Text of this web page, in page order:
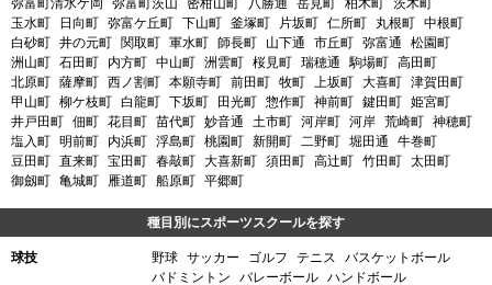
弥富町清水ケ岡
弥富町茨山 密柑山町 八勝通 岳見町 柏木町 茨木町
玉水町
日向町 弥富ケ丘町 下山町 釜塚町 片坂町 仁所町 丸根町 中根町
白砂町 井の元町 関取町 軍水町 師長町 山下通 市丘町 弥富通
松園町
洲山町 石田町 内方町 中山町 洲雲町 桜見町 瑞穂通 駒場町 高田町
北原町 薩摩町 西ノ割町 本願寺町 前田町 牧町 上坂町 大喜町 津賀田町
甲山町 柳ケ枝町 白龍町 下坂町 田光町 惣作町 神前町 鍵田町 姫宮町
井戸田町 佃町 花目町 苗代町 妙音通 土市町 河岸町 河岸 荒崎町 神穂町
塩入町 明前町 内浜町 浮島町 桃園町 新開町 二野町 堀田通
牛巻町
豆田町 直来町 宝田町 春敲町 大喜新町 須田町 高辻町 竹田町 太田町
御劔町 亀城町 雁道町 船原町 平郷町
種目別にスポーツスクールを探す
球技 野球 サッカー ゴルフ テニス
バスケットボール
バドミントン
バレーボール ハンドボール